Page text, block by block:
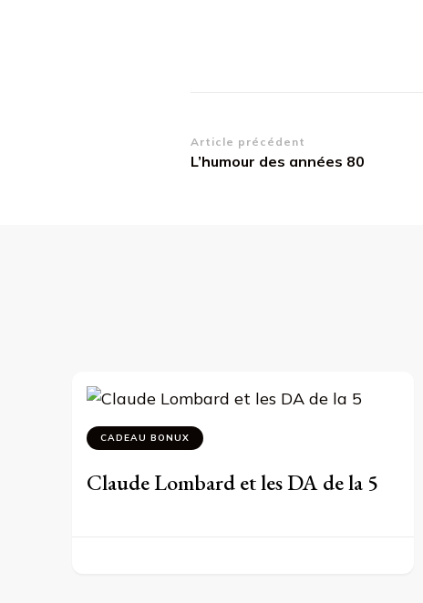
Navigation
d’article
Article précédent
L’humour des années 80
CADEAU BONUX
Claude Lombard et les DA de la 5